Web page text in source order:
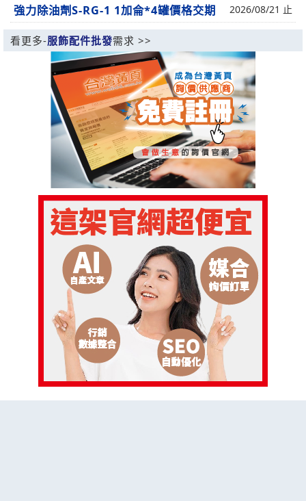
強力除油劑S-RG-1 1加侖*4罐價格交期 2026/08/21 止
看更多-服飾配件批發需求 >>